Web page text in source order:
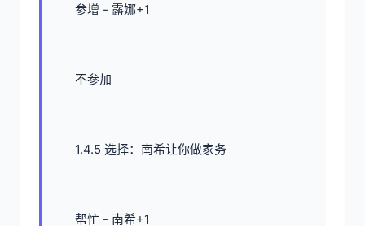
参增 - 露娜+1
不参加
1.4.5 选择：南希让你做家务
帮忙 - 南希+1